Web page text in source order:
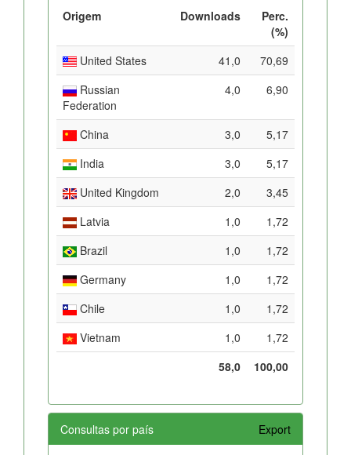
Origem Downloads
Perc.
(%)
United States
41,0
70,69
Russian
Federation
4,0 6,90
China 3,0
5,17
India
3,0
5,17
United Kingdom
2,0
3,45
Latvia
1,0
1,72
Brazil
1,0
1,72
Germany
1,0
1,72
Chile
1,0
1,72
Vietnam
1,0
1,72
58,0
100,00
Consultas por país Export